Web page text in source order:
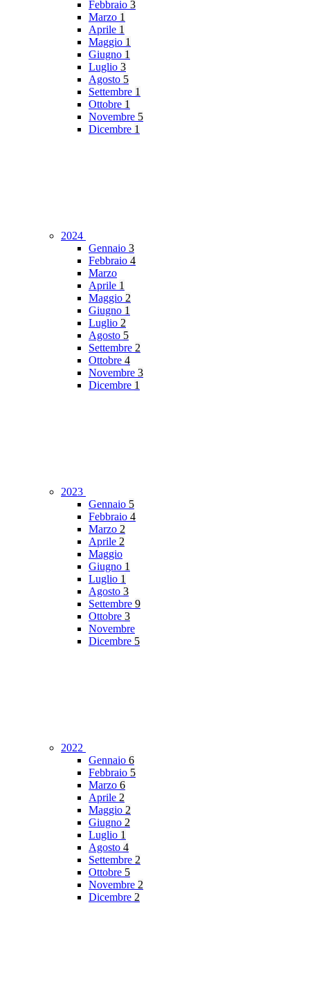
Febbraio 3
Marzo 1
Aprile 1
Maggio 1
Giugno 1
Luglio 3
Agosto 5
Settembre 1
Ottobre 1
Novembre 5
Dicembre 1
2024
Gennaio 3
Febbraio 4
Marzo
Aprile 1
Maggio 2
Giugno 1
Luglio 2
Agosto 5
Settembre 2
Ottobre 4
Novembre 3
Dicembre 1
2023
Gennaio 5
Febbraio 4
Marzo 2
Aprile 2
Maggio
Giugno 1
Luglio 1
Agosto 3
Settembre 9
Ottobre 3
Novembre
Dicembre 5
2022
Gennaio 6
Febbraio 5
Marzo 6
Aprile 2
Maggio 2
Giugno 2
Luglio 1
Agosto 4
Settembre 2
Ottobre 5
Novembre 2
Dicembre 2